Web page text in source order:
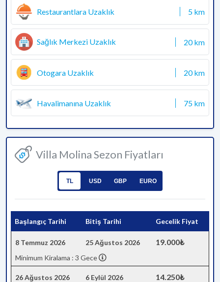
Restaurantlara Uzaklık 5 km
Sağlık Merkezi Uzaklık 20 km
Otogara Uzaklık 20 km
Havalimanına Uzaklık 75 km
Villa Molina Sezon Fiyatları
TL USD GBP EURO
Başlangıç Tarihi Bitiş Tarihi Gecelik Fiyat
8 Temmuz 2026 25 Ağustos 2026 19.000₺
Minimum Kiralama : 3 Gece
26 Ağustos 2026 6 Eylül 2026 14.250₺